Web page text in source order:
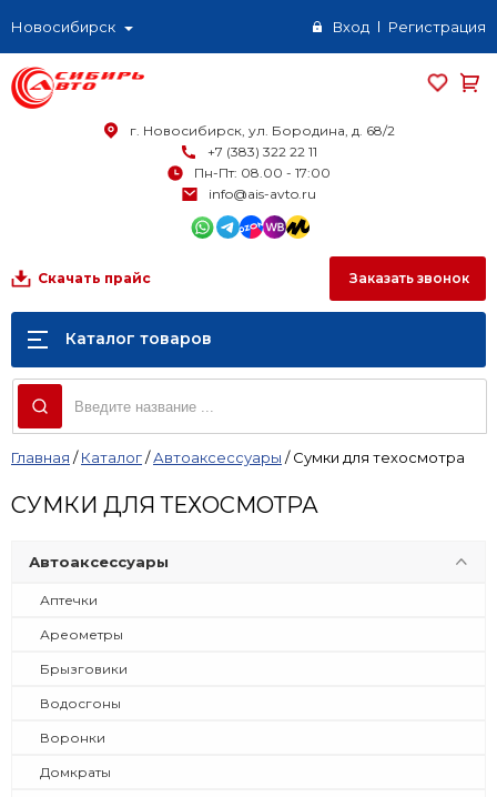
Новосибирск Вход Регистрация
г. Новосибирск, ул. Бородина, д. 68/2
+7 (383) 322 22 11
Пн-Пт: 08.00 - 17:00
info@ais-avto.ru
Заказать звонок
Скачать прайс
Каталог товаров
Главная /Каталог/Автоаксессуары /Сумки для техосмотра
СУМКИ ДЛЯ ТЕХОСМОТРА
Автоаксессуары
Аптечки
Ареометры
Брызговики
Водосгоны
Воронки
Домкраты